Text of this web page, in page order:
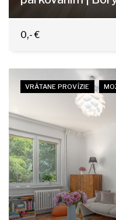
Dominika Tatarku 3,
0,- €
VRÁTANE PROVÍZIE